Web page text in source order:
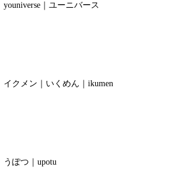
youniverse｜ユーニバース
イクメン｜いくめん｜ikumen
うぽつ｜upotu